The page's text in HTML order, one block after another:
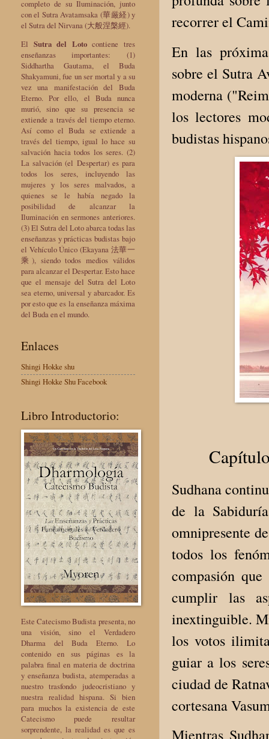
recorrer el
En las
sobre el Sutra
moderna
los lectores
budistas
Sudhana
de la
omnipresente
todos los
compasión
cumplir las
inextinguible.
los votos
guiar a los
ciudad de
cortesana
Mientras
completo de su Iluminación, junto
con el Sutra Avatamsaka (華厳経) y
el Sutra del Nirvana (大般涅槃經).
El Sutra del Lotocontiene tres
enseñanzas importantes: (1)
Siddhartha Gautama, el Buda
Shakyamuni, fue un ser mortal y a su
vez una manifestación del Buda
Eterno. Por ello, el Buda nunca
murió, sino que su presencia se
extiende a través del tiempo eterno.
Así como el Buda se extiende a
través del tiempo, igual lo hace su
salvación hacia todos los seres. (2)
La salvación (el Despertar) es para
todos los seres, incluyendo las
mujeres y los seres malvados, a
quienes se le había negado la
posibilidad de alcanzar la
Iluminación en sermones anteriores.
(3) El Sutra del Loto abarca todas las
enseñanzas y prácticas budistas bajo
el Vehículo Único (Ekayana 法華一
乘), siendo todos medios válidos
para alcanzar el Despertar. Esto hace
que el mensaje del Sutra del Loto
sea eterno, universal y abarcador. Es
por esto que es la enseñanza máxima
del Buda en el mundo.
Enlaces
Shingi Hokke shu
Shingi Hokke Shu Facebook
Libro Introductorio:
Este Catecismo Budista presenta, no
una visión, sino el Verdadero
Dharma del Buda Eterno. Lo
contenido en sus páginas es la
palabra final en materia de doctrina
y enseñanza budista, atemperadas a
nuestro trasfondo judeocristiano y
nuestra realidad hispana. Si bien
para muchos la existencia de este
Catecismo puede resultar
sorprendente, la realidad es que es